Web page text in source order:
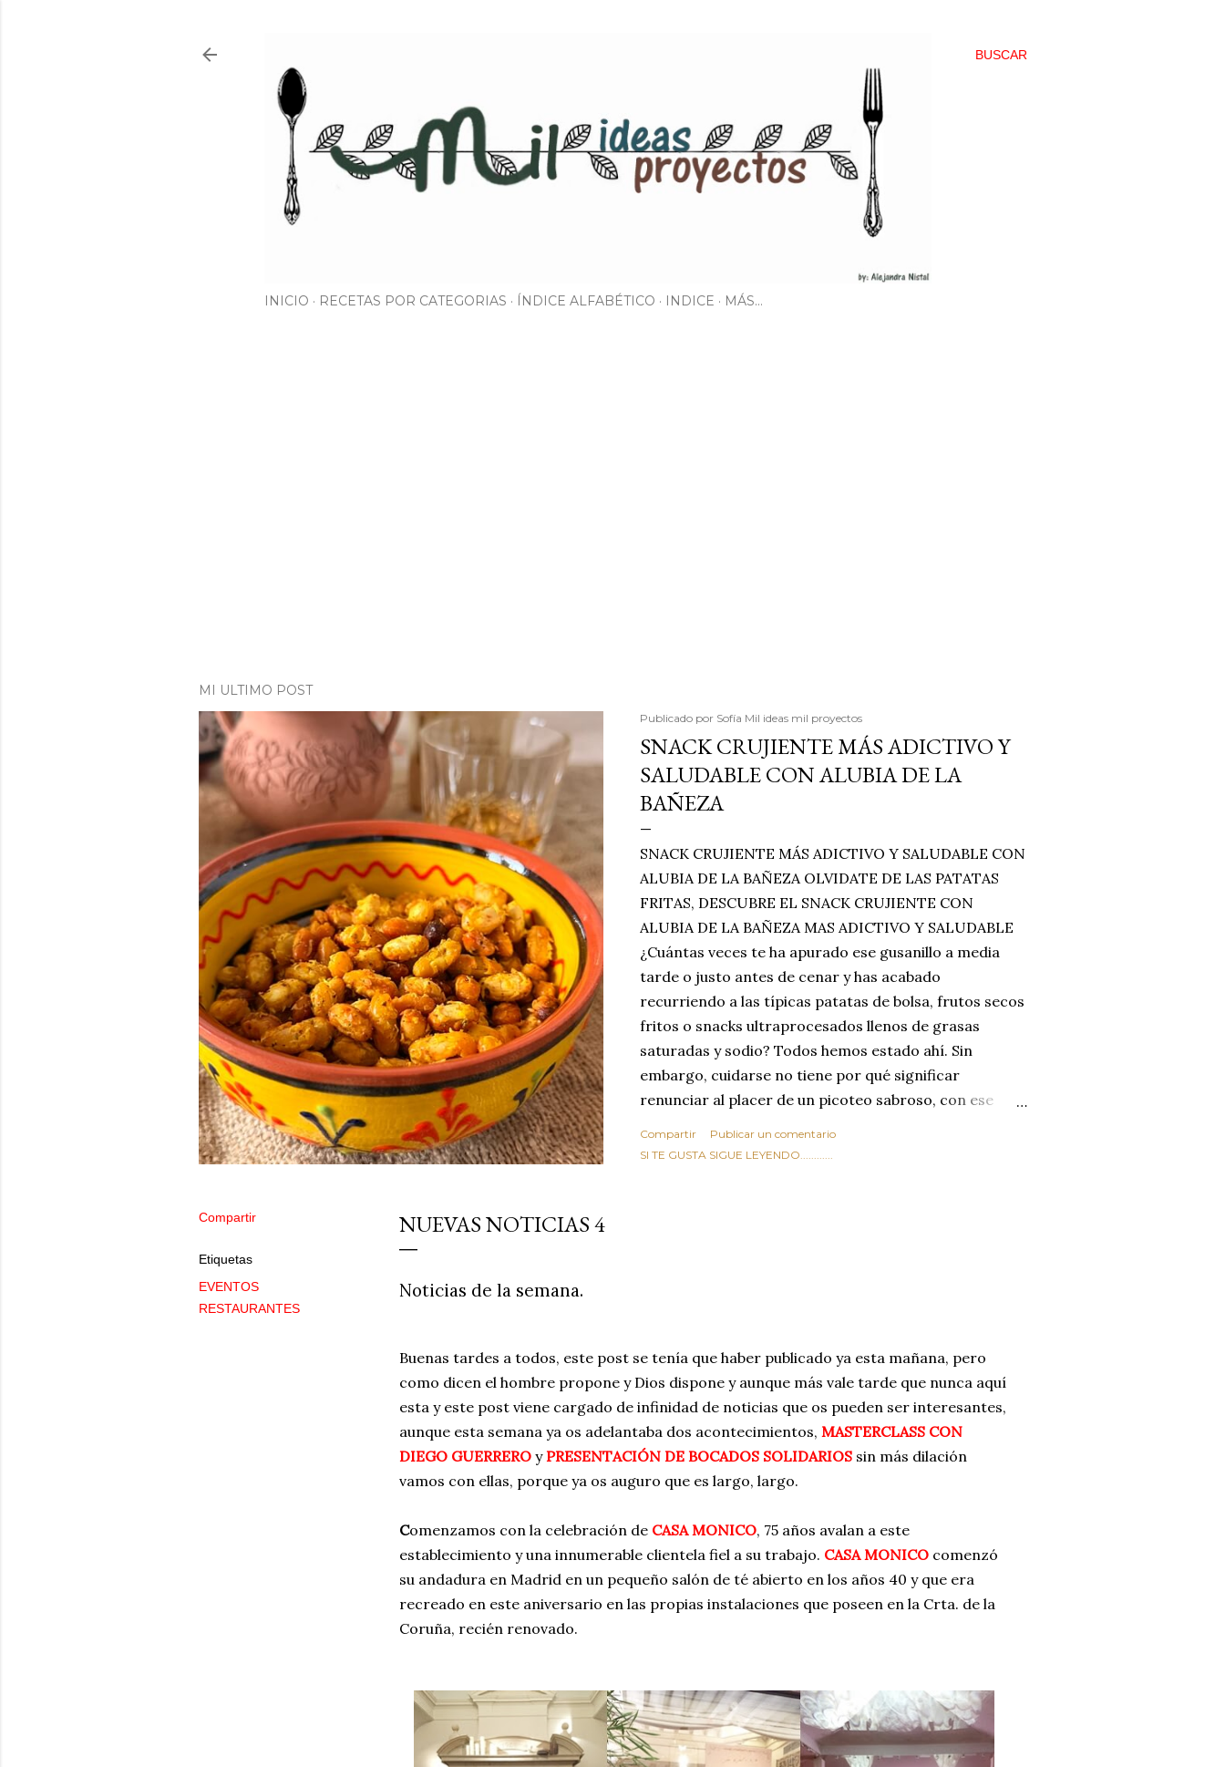
BUSCAR
INICIO RECETAS POR CATEGORIAS ÍNDICE ALFABÉTICO INDICE MÁS…
MI ULTIMO POST
Publicado por Sofía Mil ideas mil proyectos
SNACK CRUJIENTE MÁS ADICTIVO Y
SALUDABLE CON ALUBIA DE LA
BAÑEZA
SNACK CRUJIENTE MÁS ADICTIVO Y SALUDABLE CON
ALUBIA DE LA BAÑEZA OLVIDATE DE LAS PATATAS
FRITAS, DESCUBRE EL SNACK CRUJIENTE CON
ALUBIA DE LA BAÑEZA MAS ADICTIVO Y SALUDABLE
¿Cuántas veces te ha apurado ese gusanillo a media
tarde o justo antes de cenar y has acabado
recurriendo a las típicas patatas de bolsa, frutos secos
fritos o snacks ultraprocesados llenos de grasas
saturadas y sodio? Todos hemos estado ahí. Sin
embargo, cuidarse no tiene por qué significar
renunciar al placer de un picoteo sabroso, con ese
Estas alubias crujientes al horno van a cambiar por
Compartir
Publicar un comentario
SI TE GUSTA SIGUE LEYENDO............
Compartir
Etiquetas
EVENTOS
RESTAURANTES
NUEVAS NOTICIAS 4
Noticias de la semana.
Buenas tardes a todos, este post se tenía que haber publicado ya esta mañana, pero
como dicen el hombre propone y Dios dispone y aunque más vale tarde que nunca aquí
esta y este post viene cargado de infinidad de noticias que os pueden ser interesantes,
aunque esta semana ya os adelantaba dos acontecimientos, MASTERCLASS CON
DIEGO GUERREROy PRESENTACIÓN DE BOCADOS SOLIDARIOSsin más dilación
vamos con ellas, porque ya os auguro que es largo, largo.
Comenzamos con la celebración de CASA MONICO, 75 años avalan a este
establecimiento y una innumerable clientela fiel a su trabajo. CASA MONICOcomenzó
su andadura en Madrid en un pequeño salón de té abierto en los años 40 y que era
recreado en este aniversario en las propias instalaciones que poseen en la Crta. de la
Coruña, recién renovado.